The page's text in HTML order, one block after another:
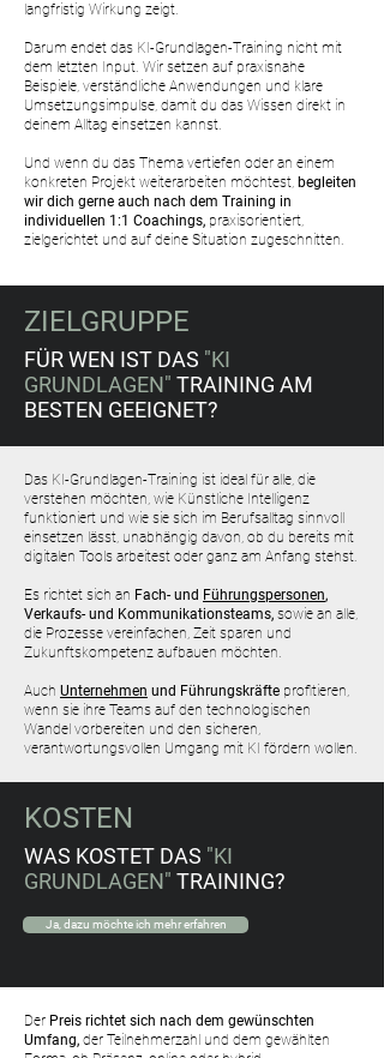
langfristig Wirkung zeigt.
Darum endet das KI-Grundlagen-Training nicht mit
dem letzten Input. Wir setzen auf praxisnahe
Beispiele, verständliche Anwendungen und klare
Umsetzungsimpulse, damit du das Wissen direkt in
deinem Alltag einsetzen kannst.
Und wenn du das Thema vertiefen oder an einem
konkreten Projekt weiterarbeiten möchtest, begleiten
wir dich gerne auch nach dem Training in
individuellen 1:1 Coachings, praxisorientiert,
zielgerichtet und auf deine Situation zugeschnitten.
ZIELGRUPPE
FÜR WEN IST DAS "KI
GRUNDLAGEN" TRAINING AM
BESTEN GEEIGNET?
Das KI-Grundlagen-Training ist ideal für alle, die
verstehen möchten, wie Künstliche Intelligenz
funktioniert und wie sie sich im Berufsalltag sinnvoll
einsetzen lässt, unabhängig davon, ob du bereits mit
digitalen Tools arbeitest oder ganz am Anfang stehst.
Es richtet sich an Fach- und Führungspersonen,
Verkaufs- und Kommunikationsteams, sowie an alle,
die Prozesse vereinfachen, Zeit sparen und
Zukunftskompetenz aufbauen möchten.
Auch Unternehmen und Führungskräfte profitieren,
wenn sie ihre Teams auf den technologischen
Wandel vorbereiten und den sicheren,
verantwortungsvollen Umgang mit KI fördern wollen.
KOSTEN
WAS KOSTET DAS "KI
GRUNDLAGEN" TRAINING?
Ja, dazu möchte ich mehr erfahren
Der Preis richtet sich nach dem gewünschten
Umfang, der Teilnehmerzahl und dem gewählten